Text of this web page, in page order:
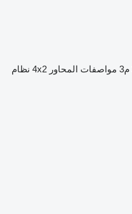
مواصفات المحاور 4x2 نظام